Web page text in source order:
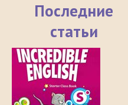
Последние
статьи